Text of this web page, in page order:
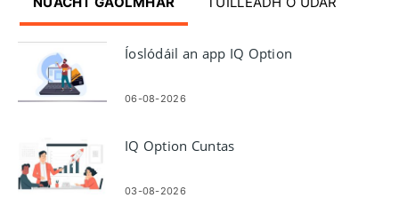
Íoslódáil an app IQ Option
06-08-2026
IQ Option Cuntas
03-08-2026